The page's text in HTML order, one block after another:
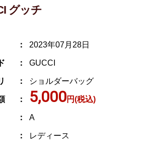
グッチ
2023年07月28日
GUCCI
ショルダーバッグ
5,000円(税込)
A
レディース